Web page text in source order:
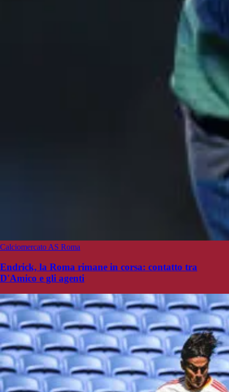
Calciomercato AS Roma
Endrick, la Roma rimane in corsa: contatto tra
D'Amico e gli agenti